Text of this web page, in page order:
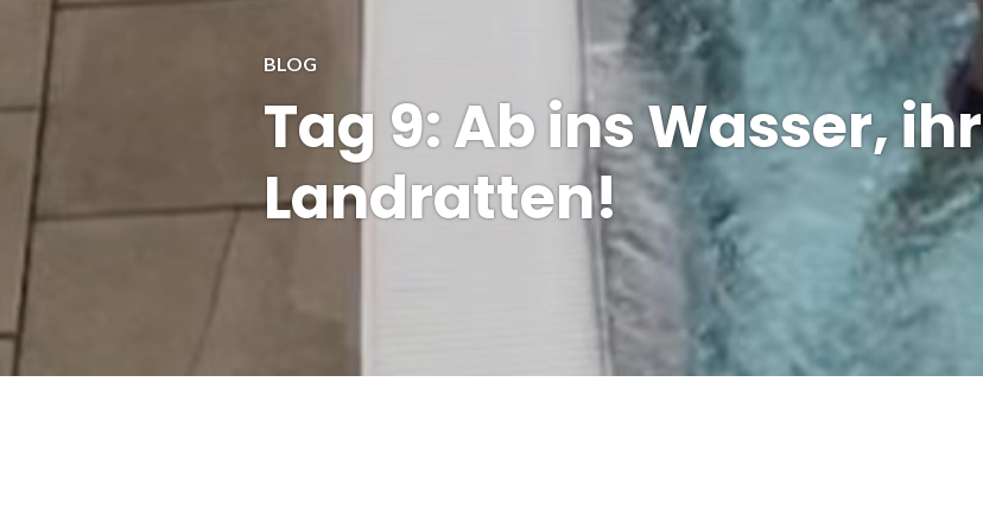
BLOG
Tag 9: Ab ins Wasser, ihr
Landratten!